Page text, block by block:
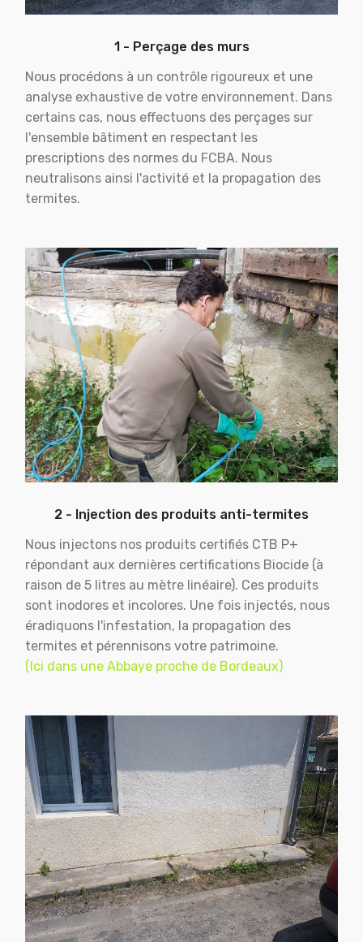
1 - Perçage des murs
Nous procédons à un contrôle rigoureux et une
analyse exhaustive de votre environnement. Dans
certains cas, nous effectuons des perçages sur
l'ensemble bâtiment en respectant les
prescriptions des normes du FCBA. Nous
neutralisons ainsi l'activité et la propagation des
termites.
2 - Injection des produits anti-termites
Nous injectons nos produits certifiés CTB P+
répondant aux dernières certifications Biocide (à
raison de 5 litres au mètre linéaire). Ces produits
sont inodores et incolores. Une fois injectés, nous
éradiquons l'infestation, la propagation des
termites et pérennisons votre patrimoine.
(Ici dans une Abbaye proche de Bordeaux)